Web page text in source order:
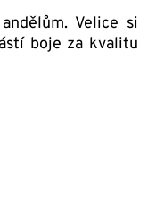
Velice si
boje za kvalitu